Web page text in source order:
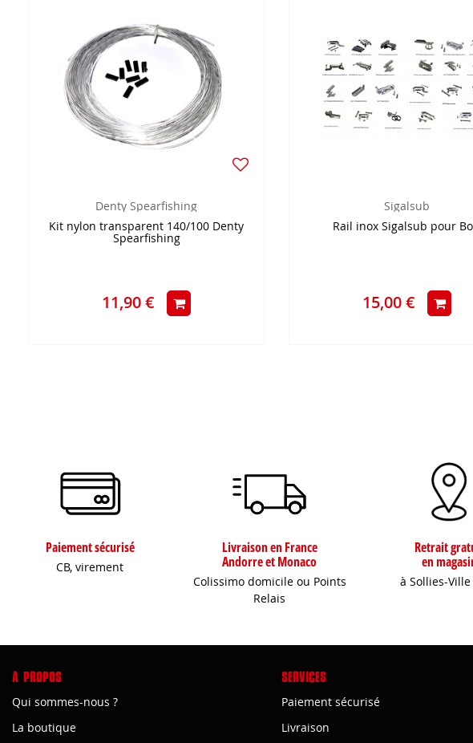
Denty Spearfishing
Kit nylon transparent 140/100 Denty
Spearfishing
11,90 €
Sigalsub
Rail inox Sigalsub pour
15,00 €
Paiement sécurisé
CB, virement
Livraison en France
Andorre et Monaco
Colissimo domicile ou Points
Relais
Retrait
en
à Sollies-Ville
A PROPOS
Qui sommes-nous ?
La boutique
SERVICES
Paiement sécurisé
Livraison